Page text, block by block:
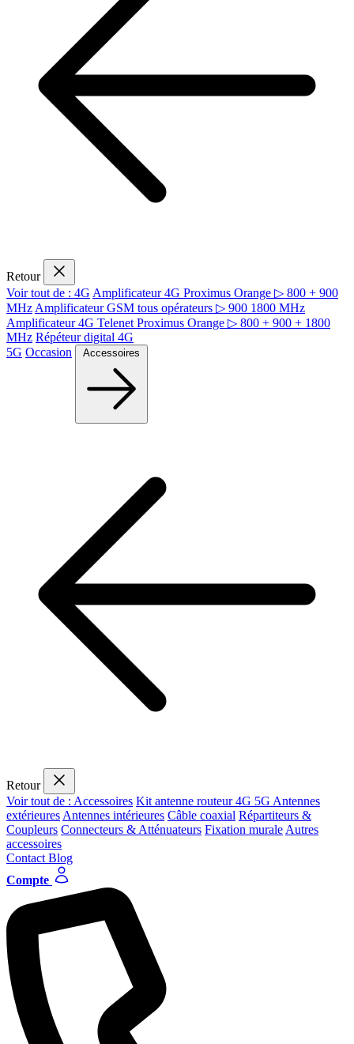
Retour
Voir tout de : 4G Amplificateur 4G Proximus Orange ▷ 800 + 900
MHz Amplificateur GSM tous opérateurs ▷ 900 1800 MHz
Amplificateur 4G Telenet Proximus Orange ▷ 800 + 900 + 1800
MHz Répéteur digital 4G
5G Occasion Accessoires
Retour
Voir tout de : Accessoires Kit antenne routeur 4G 5G Antennes
extérieures Antennes intérieures Câble coaxial Répartiteurs &
Coupleurs Connecteurs & Atténuateurs Fixation murale Autres
accessoires
Contact Blog
Compte